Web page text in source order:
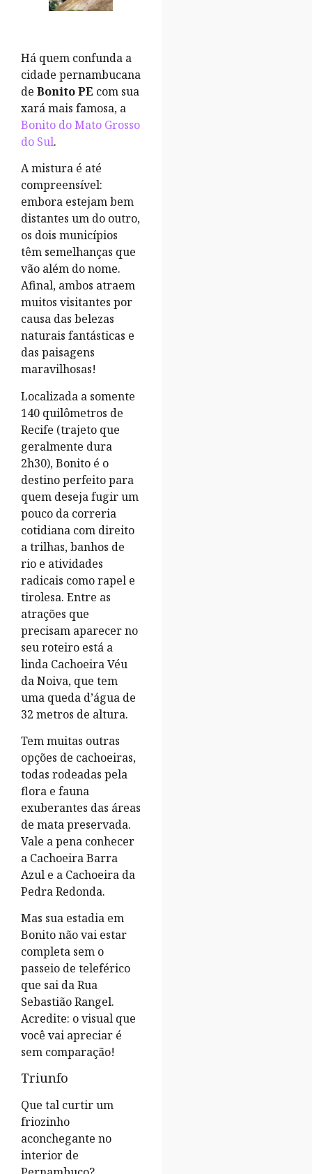
Há quem confunda a
cidade pernambucana
de Bonito PE com sua
xará mais famosa, a
Bonito do Mato Grosso
do Sul.
A mistura é até
compreensível:
embora estejam bem
distantes um do outro,
os dois municípios
têm semelhanças que
vão além do nome.
Afinal, ambos atraem
muitos visitantes por
causa das belezas
naturais fantásticas e
das paisagens
maravilhosas!
Localizada a somente
140 quilômetros de
Recife (trajeto que
geralmente dura
2h30), Bonito é o
destino perfeito para
quem deseja fugir um
pouco da correria
cotidiana com direito
a trilhas, banhos de
rio e atividades
radicais como rapel e
tirolesa. Entre as
atrações que
precisam aparecer no
seu roteiro está a
linda Cachoeira Véu
da Noiva, que tem
uma queda d’água de
32 metros de altura.
Tem muitas outras
opções de cachoeiras,
todas rodeadas pela
flora e fauna
exuberantes das áreas
de mata preservada.
Vale a pena conhecer
a Cachoeira Barra
Azul e a Cachoeira da
Pedra Redonda.
Mas sua estadia em
Bonito não vai estar
completa sem o
passeio de teleférico
que sai da Rua
Sebastião Rangel.
Acredite: o visual que
você vai apreciar é
sem comparação!
Triunfo
Que tal curtir um
friozinho
aconchegante no
interior de